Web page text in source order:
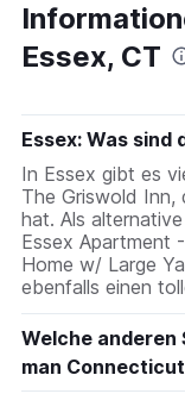
den
Zimmerpreis
Essex, CT
Essex: Was sind
In Essex gibt es
The Griswold
hat. Als
Essex Apartment
Home w/ Large
ebenfalls einen
Welche anderen
man